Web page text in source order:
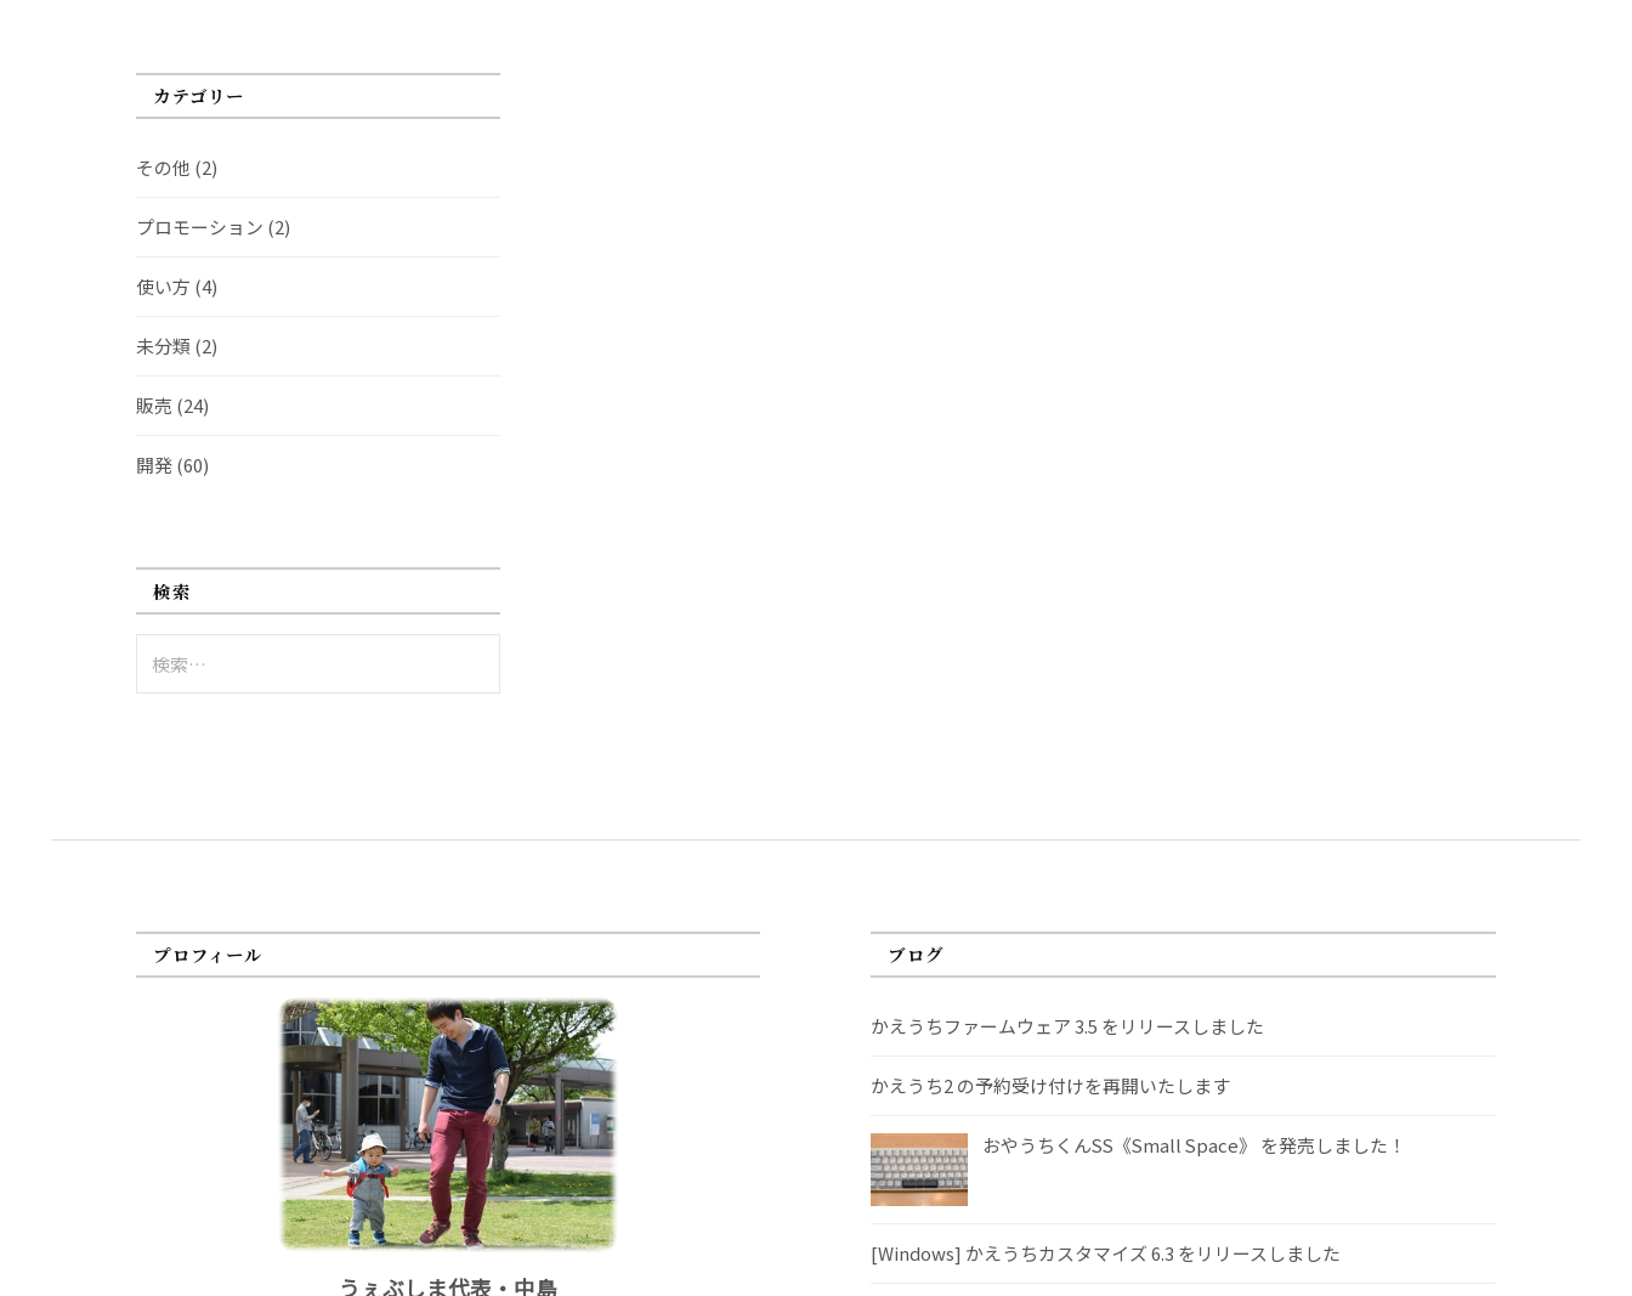
カテゴリー
その他 (2)
プロモーション (2)
使い方 (4)
未分類 (2)
販売 (24)
開発(60)
検索
索:
プロフィール
うぇぶしま代表・中島
ブログ
かえうちファームウェア 3.5 をリリースしました
かえうち2 の予約受け付けを再開いたします
おやうちくんSS《Small Space》 を発売しました！
[Windows] かえうちカスタマイズ 6.3 をリリースしました